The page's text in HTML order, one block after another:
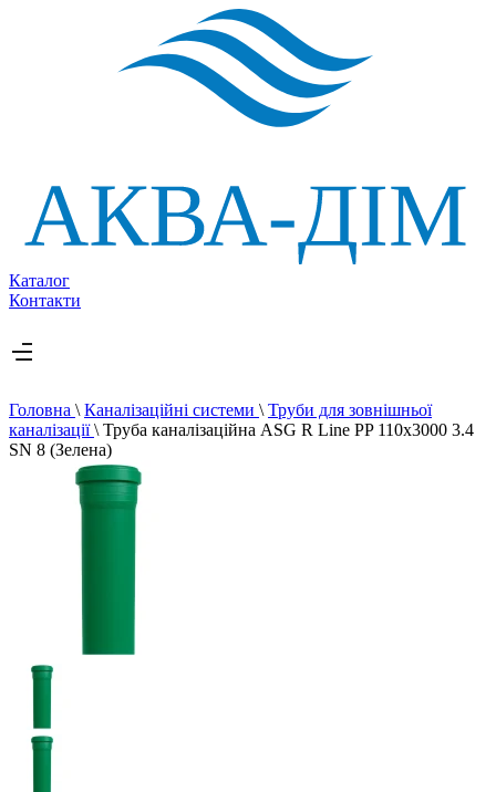
Каталог
Контакти
Головна \ Каналізаційні системи \ Труби для зовнішньої
каналізації\ Труба каналізаційна ASG R Line PP 110x3000 3.4
SN 8 (Зелена)